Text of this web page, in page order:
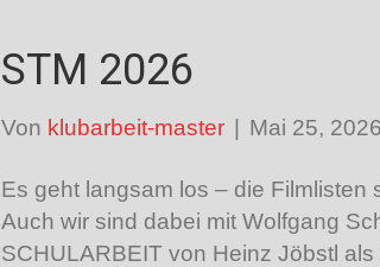
STM 2026
Von klubarbeit-master Mai 25, 2026
Es geht langsam los – die Filmlisten
Auch wir sind dabei mit Wolfgang
SCHULARBEIT von Heinz Jöbstl